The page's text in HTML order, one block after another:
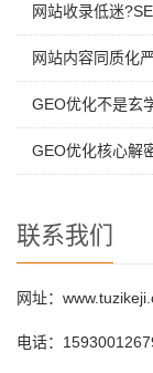
网站收录低迷
网站内容同质化
GEO优化不是玄
GEO优化核心解
联系我们
网址：
电话：